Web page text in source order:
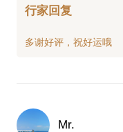
行家回复
Mr.